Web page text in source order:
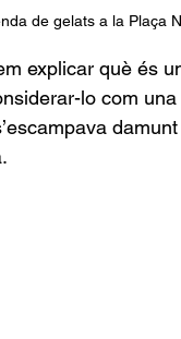
de gelats a la Plaça
explicar què és
lo com